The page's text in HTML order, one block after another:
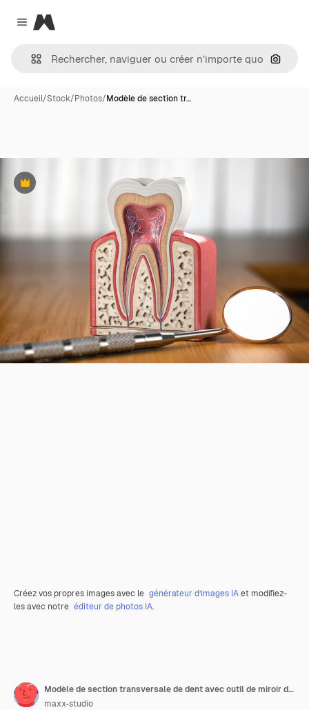
Close menu
Magnific
Accueil/Stock/Photos/Modèle de section tr…
Premium
Créez vos propres images avec le générateur d’images IAet modifiez-
les avec notre éditeur de photos IA.
Modèle de section transversale de dent avec outil de miroir dentaire sur table en bois.
maxx-studio